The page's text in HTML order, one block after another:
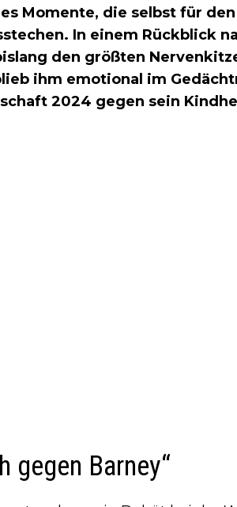
Momente, die selbst für
In einem Rückblick
den größten
ihm emotional im
2024 gegen sein
gegen Barney“